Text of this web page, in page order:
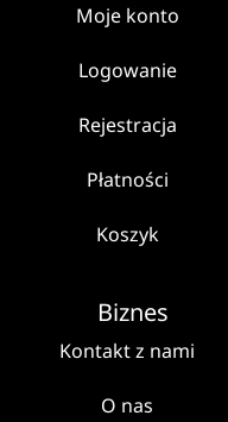
Moje konto
Logowanie
Rejestracja
Płatności
Koszyk
Biznes
Kontakt z nami
O nas